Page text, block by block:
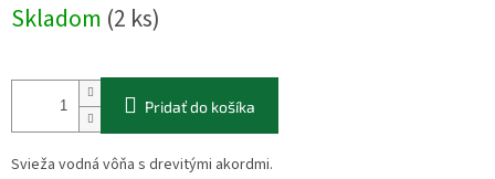
cena:
Skladom (2 ks)
Pridať do košíka
Svieža vodná vôňa s drevitými akordmi.